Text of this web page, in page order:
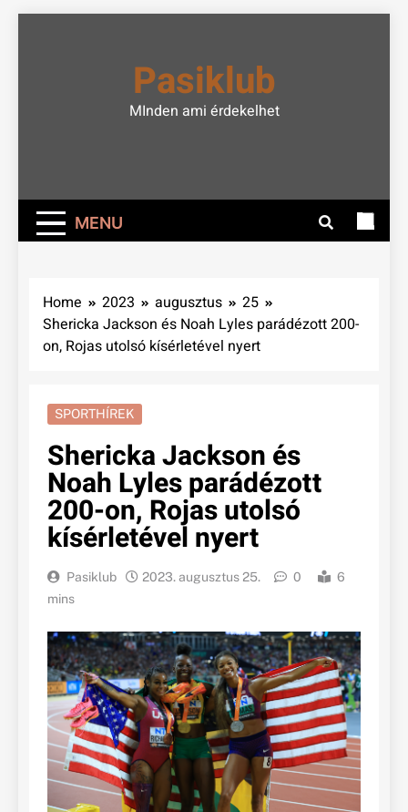
Pasiklub
MInden ami érdekelhet
MENU
Home 2023 augusztus
25
Shericka Jackson és Noah Lyles parádézott 200-
on, Rojas utolsó kísérletével nyert
SPORTHÍREK
Shericka Jackson és
Noah Lyles parádézott
200-on, Rojas utolsó
kísérletével nyert
Pasiklub 2023. augusztus 25. 0
6
mins